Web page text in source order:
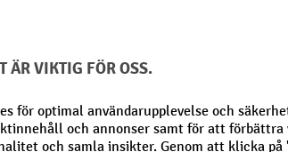
tredelat teleskopstativ, lyfthöjd 4 180
Litiumjon-ledstaplare
tak)
Kvalitetsmärke
Körelektronik typ